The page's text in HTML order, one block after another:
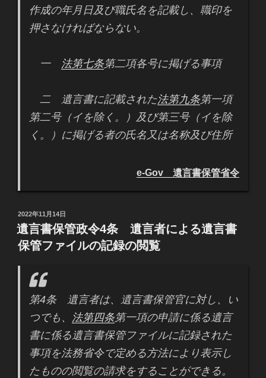
作成の年月日及び職氏名を記載し、職印を
押さなければならない。
一 法第七条第二項各号に掲げる事項
二 遺言書に記載された法第九条第一項
第二号（イを除く。）及び第三号（イを除
く。）に掲げる者の氏名又は名称及び住所
e-Gov 遺言書保管省令
投
稿
日:
2022年11月14日
遺言書保管政令4条 遺言者による遺言書
保管ファイルの記録の閲覧
第4条 遺言者は、遺言書保管官に対し、い
つでも、 法第四条第一項の申請に係る遺言
書に係る遺言書保管ファイルに記録された
事項を法務省令で定める方法により表示し
たものの閲覧の請求をすることができる。